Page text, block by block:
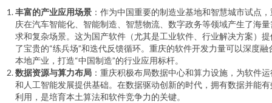
丰富的产业应用场景 ：作为中国重要的制造业基地和智慧城市试点
庆在汽车智能化、智能制造、智慧物流、数字政务等领域产生了海量
求和复杂场景。这为国产软件（尤其是工业软件、行业解决方案）提
了宝贵的“练兵场”和迭代反馈循环。重庆的软件开发力量可以深度融
本地产业，打造“中国制造”的行业应用标杆。
数据资源与算力布局 ：重庆积极布局数据中心和算力设施，为软件
和人工智能发展提供基础。在数据驱动创新的时代，拥有数据并能有
利用，是培育本土算法和软件竞争力的关键。